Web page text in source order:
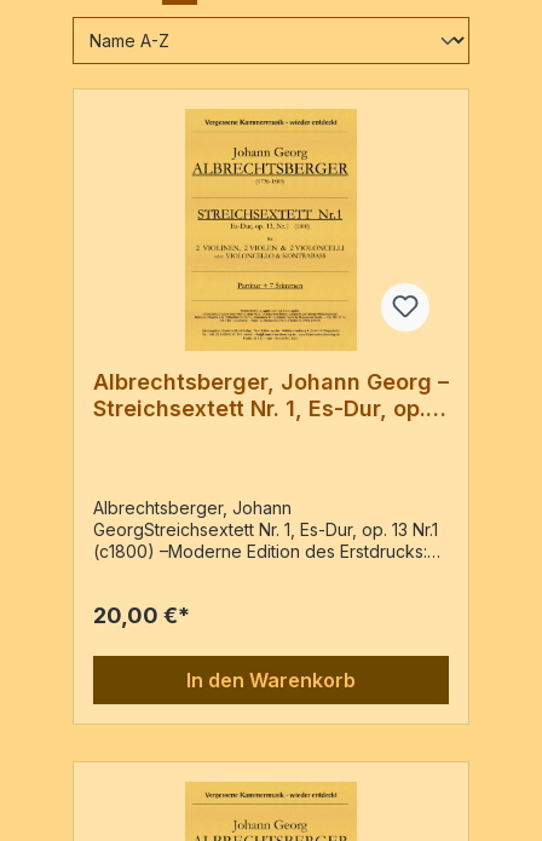
Albrechtsberger, Johann Georg –
Streichsextett Nr. 1, Es-Dur, op.
Albrechtsberger, Johann
GeorgStreichsextett Nr. 1, Es-Dur, op. 13 Nr.1
(c1800) –Moderne Edition des Erstdrucks:
d’Arts et d’Industrie, c18002 Vl, 2 Va, 2 Vc
Seiten
20,00 €*
In den Warenkorb